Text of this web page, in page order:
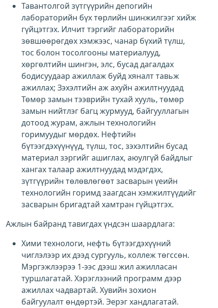
Тавантолгой зүтгүүрийн депогийн
лабораторийн бүх төрлийн шинжилгээг хийж
гүйцэтгэх. Илчит тэргийг лабораторийн
зөвшөөрөгдөх хэмжээс, чанар бүхий түлш,
тос болон тосолгооны материалууд,
хөргөлтийн шингэн, элс, бусад дагалдах
бодисуудаар ажиллаж буйд хяналт тавьж
ажиллах; Зэхэлтийн аж ахуйн ажилтнуудад
Төмөр замын тээврийн тухай хууль, төмөр
замын нийтлэг багц журмууд, байгууллагын
дотоод журам, ажлын технологийн
горимуудыг мөрдөх. Нефтийн
бүтээгдэхүүнүүд, түлш, тос, зэхэлтийн бусад
материал зэргийг ашиглах, аюулгүй байдлыг
хангах талаар ажилтнуудад мэдэгдэх,
зүтгүүрийн төлөвлөгөөт засварын үеийн
технологийн горимд заагдсан хэмжилтүүдийг
засварын бригадтай хамтран гүйцэтгэх.
Ажлын байранд тавигдах үндсэн шаардлага:
Хими технологи, нефть бүтээгдэхүүний
чиглэлээр их дээд сургууль, коллеж төгссөн.
Мэргэжлээрээ 1-ээс дээш жил ажилласан
туршлагатай. Хэрэглээний программ дээр
ажиллах чадвартай. Хувийн зохион
байгуулалт өндөртэй. Эерэг хандлагатай.